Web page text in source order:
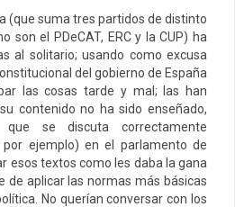
(que suma tres partidos de distinto
son el PDeCAT, ERC y la CUP) ha
al solitario; usando como excusa
del gobierno de España
las cosas tarde y mal; las han
contenido no ha sido enseñado,
se discuta correctamente
ejemplo) en el parlamento de
esos textos como les daba la gana
de aplicar las normas más básicas
No querían conversar con los